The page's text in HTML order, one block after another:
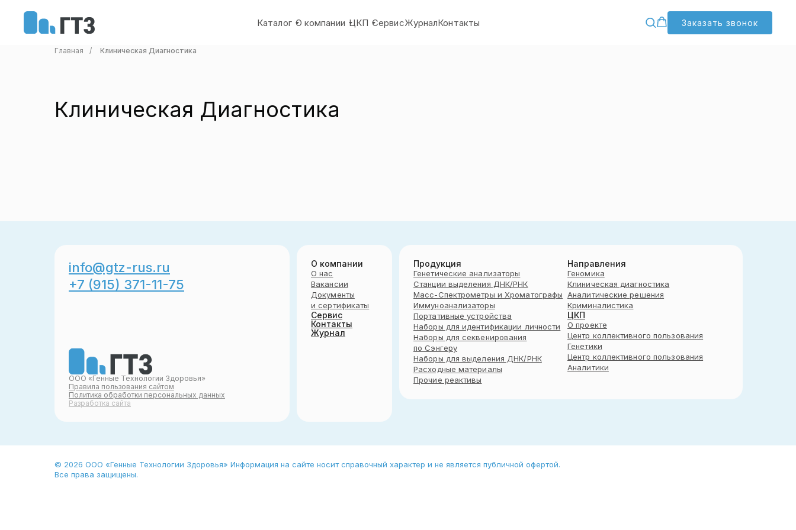
Каталог О компании ЦКП СервисЖурналКонтакты Заказать звонок
Главная / Клиническая Диагностика
Клиническая Диагностика
Продукция
Генетические анализаторы
Станции выделения ДНК/РНК
Масс-Спектрометры и Хроматографы
Иммуноанализаторы
Портативные устройства
Наборы для идентификации личности
Наборы для секвенирования
по Сэнгеру
Наборы для выделения ДНК/РНК
Расходные материалы
Прочие реактивы
Направления
Геномика
Клиническая диагностика
Аналитические решения
Криминалистика
ЦКП
О проекте
Центр коллективного пользования
Генетики
Центр коллективного пользования
Аналитики
О компании
О нас
Вакансии
Документы
и сертификаты
Сервис
Контакты
Журнал
info@gtz-rus.ru
+7 (915) 371-11-75
ООО «Генные Технологии Здоровья»
Правила пользования сайтом
Политика обработки персональных данных
Разработка сайта
© 2026 ООО «Генные Технологии Здоровья» Информация на сайте носит справочный характер и не является публичной офертой.
Все права защищены.